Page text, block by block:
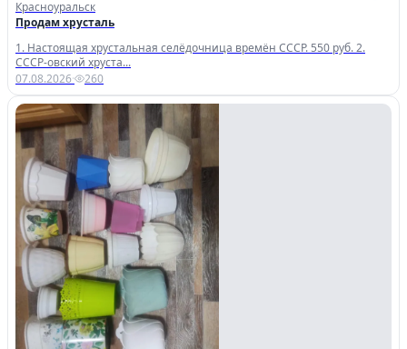
Красноуральск
Продам хрусталь
1. Настоящая хрустальная селёдочница времён СССР. 550 руб. 2.
СССР-овский хруста...
07.08.2026· 260